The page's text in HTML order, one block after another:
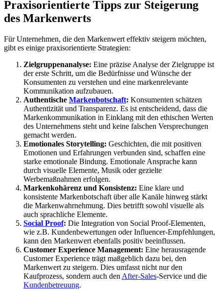
Praxisorientierte Tipps zur Steigerung
des Markenwerts
Für Unternehmen, die den Markenwert effektiv steigern möchten,
gibt es einige praxisorientierte Strategien:
Zielgruppenanalyse: Eine präzise Analyse der Zielgruppe ist
der erste Schritt, um die Bedürfnisse und Wünsche der
Konsumenten zu verstehen und eine markenrelevante
Kommunikation aufzubauen.
Authentische Markenbotschaft: Konsumenten schätzen
Authentizität und Transparenz. Es ist entscheidend, dass die
Markenkommunikation in Einklang mit den ethischen Werten
des Unternehmens steht und keine falschen Versprechungen
gemacht werden.
Emotionales Storytelling: Geschichten, die mit positiven
Emotionen und Erfahrungen verbunden sind, schaffen eine
starke emotionale Bindung. Emotionale Ansprache kann
durch visuelle Elemente, Musik oder gezielte
Werbemaßnahmen erfolgen.
Markenkohärenz und Konsistenz: Eine klare und
konsistente Markenbotschaft über alle Kanäle hinweg stärkt
die Markenwahrnehmung. Dies betrifft sowohl visuelle als
auch sprachliche Elemente.
Social Proof: Die Integration von Social Proof-Elementen,
wie z.B. Kundenbewertungen oder Influencer-Empfehlungen,
kann den Markenwert ebenfalls positiv beeinflussen.
Customer Experience Management: Eine herausragende
Customer Experience trägt maßgeblich dazu bei, den
Markenwert zu steigern. Dies umfasst nicht nur den
Kaufprozess, sondern auch den After-Sales-Service und die
Kundenbetreuung.